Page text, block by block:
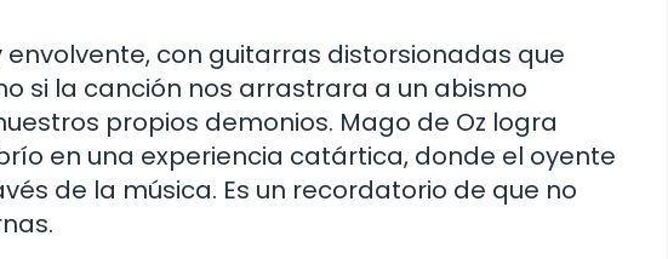
con guitarras distorsionadas que
si la canción nos arrastrara a un abismo
propios demonios. Mago de Oz logra
en una experiencia catártica, donde el oyente
de la música. Es un recordatorio de que no